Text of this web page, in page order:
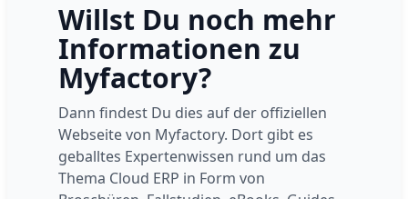
Willst Du noch mehr
Informationen zu
Myfactory?
Dann findest Du dies auf der offiziellen
Webseite von Myfactory. Dort gibt es
geballtes Expertenwissen rund um das
Thema Cloud ERP in Form von